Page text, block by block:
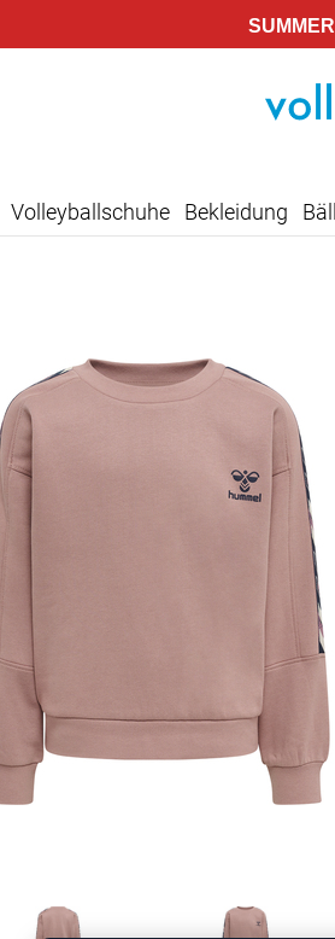
Volleyballschuhe Bekleidung